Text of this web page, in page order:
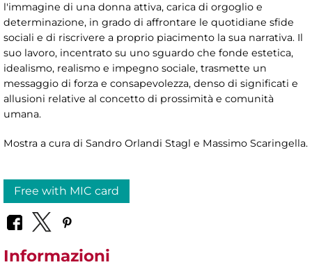
l'immagine di una donna attiva, carica di orgoglio e
determinazione, in grado di affrontare le quotidiane sfide
sociali e di riscrivere a proprio piacimento la sua narrativa. Il
suo lavoro, incentrato su uno sguardo che fonde estetica,
idealismo, realismo e impegno sociale, trasmette un
messaggio di forza e consapevolezza, denso di significati e
allusioni relative al concetto di prossimità e comunità
umana.
Mostra a cura di Sandro Orlandi Stagl e Massimo Scaringella.
Free with MIC card
Informazioni